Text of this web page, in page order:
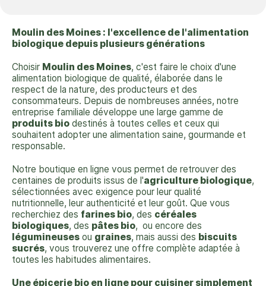
Moulin des Moines : l'excellence de l'alimentation
biologique depuis plusieurs générations
Choisir Moulin des Moines, c'est faire le choix d'une
alimentation biologique de qualité, élaborée dans le
respect de la nature, des producteurs et des
consommateurs. Depuis de nombreuses années, notre
entreprise familiale développe une large gamme de
produits bio destinés à toutes celles et ceux qui
souhaitent adopter une alimentation saine, gourmande et
responsable.
Notre boutique en ligne vous permet de retrouver des
centaines de produits issus de l'agriculture biologique,
sélectionnées avec exigence pour leur qualité
nutritionnelle, leur authenticité et leur goût. Que vous
recherchiez des farines bio, des céréales
biologiques, des pâtes bio, ou encore des
légumineuses ou graines, mais aussi des biscuits
sucrés, vous trouverez une offre complète adaptée à
toutes les habitudes alimentaires.
Une épicerie bio en ligne pour cuisiner simplement